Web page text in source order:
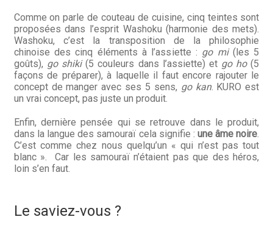
Comme on parle de couteau de cuisine, cinq teintes sont
proposées dans l’esprit Washoku (harmonie des mets).
Washoku, c’est la transposition de la philosophie
chinoise des cinq éléments à l’assiette : go mi(les 5
goûts), go shiki(5 couleurs dans l’assiette) et go ho(5
façons de préparer), à laquelle il faut encore rajouter le
concept de manger avec ses 5 sens, go kan. KURO est
un vrai concept, pas juste un produit.
Enfin, dernière pensée qui se retrouve dans le produit,
dans la langue des samouraï cela signifie :une âme noire.
C’est comme chez nous quelqu’un « qui n’est pas tout
blanc ». Car les samouraï n’étaient pas que des héros,
loin s’en faut.
Le saviez-vous ?